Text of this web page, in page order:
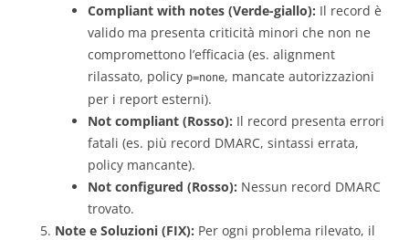
Compliant with notes (Verde-giallo): Il record è
valido ma presenta criticità minori che non ne
compromettono l’efficacia (es. alignment
rilassato, policy p=none, mancate autorizzazioni
per i report esterni).
Not compliant (Rosso): Il record presenta errori
fatali (es. più record DMARC, sintassi errata,
policy mancante).
Not configured (Rosso): Nessun record DMARC
trovato.
Note e Soluzioni (FIX): Per ogni problema rilevato, il